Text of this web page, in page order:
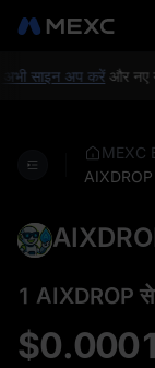
साइन अप करेंऔर नए
MEXC
1 AIXDROP से